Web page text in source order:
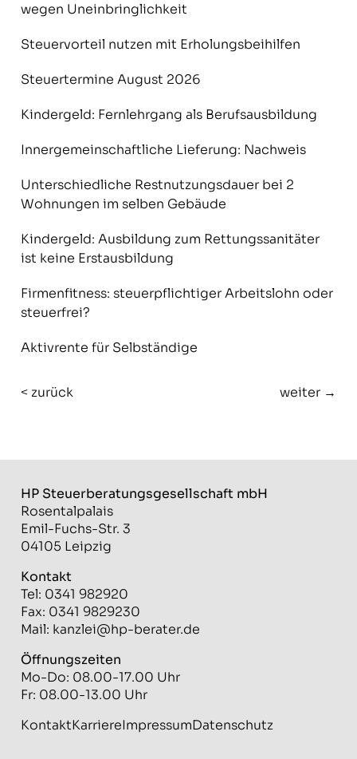
wegen Uneinbringlichkeit
Steuervorteil nutzen mit Erholungsbeihilfen
Steuertermine August 2026
Kindergeld: Fernlehrgang als Berufsausbildung
Innergemeinschaftliche Lieferung: Nachweis
Unterschiedliche Restnutzungsdauer bei 2
Wohnungen im selben Gebäude
Kindergeld: Ausbildung zum Rettungssanitäter
ist keine Erstausbildung
Firmenfitness: steuerpflichtiger Arbeitslohn oder
steuerfrei?
Aktivrente für Selbständige
< zurück weiter →
HP Steuerberatungs­gesellschaft mbH
Rosentalpalais
Emil-Fuchs-Str. 3
04105 Leipzig
Kontakt
Tel: 0341 982920
Fax: 0341 9829230
Mail: kanzlei@hp-berater.de
Öffnungszeiten
Mo-Do: 08.00-17.00 Uhr
Fr: 08.00-13.00 Uhr
KontaktKarriereImpressumDatenschutz